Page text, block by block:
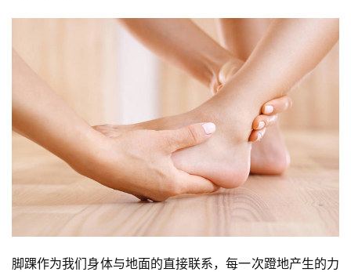
脚踝作为我们身体与地面的直接联系，每一次蹬地产生的力